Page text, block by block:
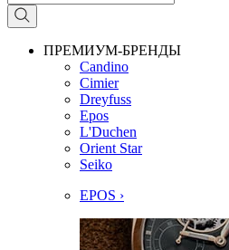
ПРЕМИУМ-БРЕНДЫ
Candino
Cimier
Dreyfuss
Epos
L'Duchen
Orient Star
Seiko
EPOS ›